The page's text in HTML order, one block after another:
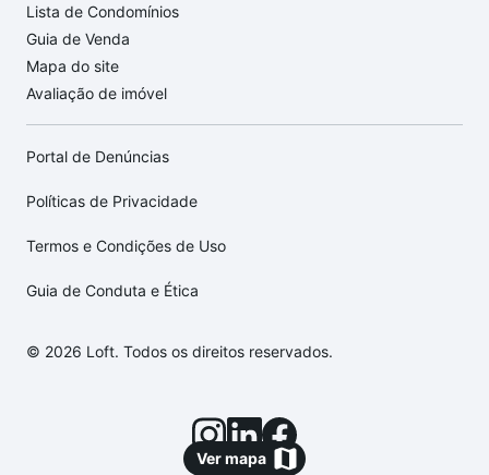
Ver mapa
Lista de Condomínios
Guia de Venda
Mapa do site
Avaliação de imóvel
Portal de Denúncias
Políticas de Privacidade
Termos e Condições de Uso
Guia de Conduta e Ética
© 2026 Loft. Todos os direitos reservados.